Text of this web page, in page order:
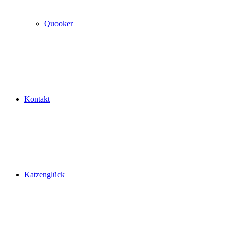
Quooker
Kontakt
Katzenglück